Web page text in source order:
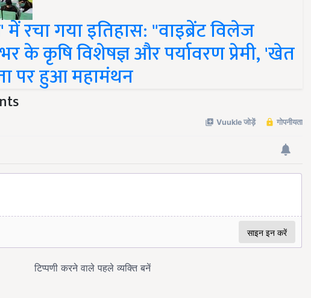
में रचा गया इतिहास: "वाइब्रेंट विलेज
के कृषि विशेषज्ञ और पर्यावरण प्रेमी, 'खेत
पर हुआ महामंथन